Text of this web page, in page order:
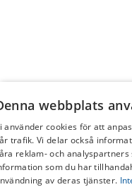
webbplats
använder cookies för att
trafik. Vi delar också
reklam- och
som du har
av deras tjänster.